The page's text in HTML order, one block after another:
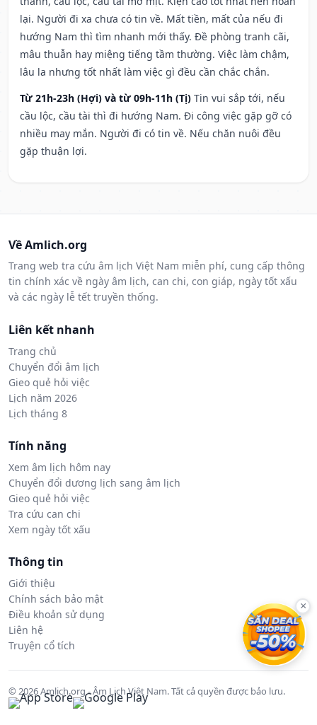
lại. Người đi xa chưa có tin về. Mất tiền, mất của nếu đi
hướng Nam thì tìm nhanh mới thấy. Đề phòng tranh cãi,
mâu thuẫn hay miệng tiếng tầm thường. Việc làm chậm,
lâu la nhưng tốt nhất làm việc gì đều cần chắc chắn.
Từ 21h-23h (Hợi) và từ 09h-11h (Tị) Tin vui sắp tới, nếu
cầu lộc, cầu tài thì đi hướng Nam. Đi công việc gặp gỡ có
nhiều may mắn. Người đi có tin về. Nếu chăn nuôi đều
gặp thuận lợi.
Về Amlich.org
Trang web tra cứu âm lịch Việt Nam miễn phí, cung cấp thông
tin chính xác về ngày âm lịch, can chi, con giáp, ngày tốt xấu
và các ngày lễ tết truyền thống.
Liên kết nhanh
Trang chủ
Chuyển đổi âm lịch
Gieo quẻ hỏi việc
Lịch năm 2026
Lịch tháng 8
Tính năng
Xem âm lịch hôm nay
Chuyển đổi dương lịch sang âm lịch
Gieo quẻ hỏi việc
Tra cứu can chi
Xem ngày tốt xấu
Thông tin
Giới thiệu
Chính sách bảo mật
Điều khoản sử dụng
Liên hệ
Truyện cổ tích
© 2026 Amlich.org - Âm Lịch Việt Nam. Tất cả quyền được bảo lưu.
×